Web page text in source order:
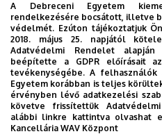
A Debreceni Egyetem
rendelkezésére bocsátott, illetve
védelmét. Ezúton tájékoztatjuk
2018. május 25. napjától
Adatvédelmi Rendelet
beépítette a GDPR előírásait
tevékenységébe. A
Egyetem korábban is teljes
érvényben lévő adatkezelési
követve frissítettük
alábbi linkre kattintva olvashat
Kancellária WAV Központ
Kötelező
aneszteziológia- és
részére
Magyar és angol
Mentőtisztképzés
Ráépített